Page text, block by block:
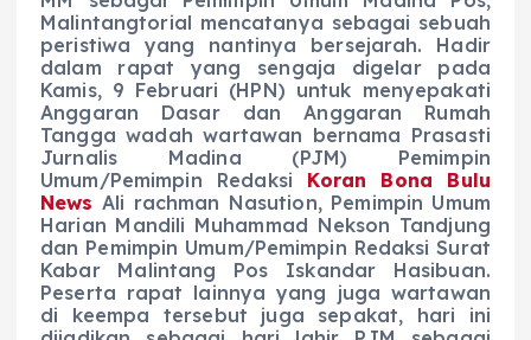
Malintangtorial mencatanya sebagai sebuah
peristiwa yang nantinya bersejarah. Hadir
dalam rapat yang sengaja digelar pada
Kamis, 9 Februari (HPN) untuk menyepakati
Anggaran Dasar dan Anggaran Rumah
Tangga wadah wartawan bernama Prasasti
Jurnalis Madina (PJM) Pemimpin
Umum/Pemimpin Redaksi Koran Bona Bulu
News Ali rachman Nasution, Pemimpin Umum
Harian Mandili Muhammad Nekson Tandjung
dan Pemimpin Umum/Pemimpin Redaksi Surat
Kabar Malintang Pos Iskandar Hasibuan.
Peserta rapat lainnya yang juga wartawan
di keempa tersebut juga sepakat, hari ini